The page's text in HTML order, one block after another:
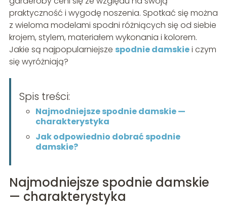
praktyczność i wygodę noszenia. Spotkać się można
z wieloma modelami spodni różniących się od siebie
krojem, stylem, materiałem wykonania i kolorem.
Jakie są najpopularniejsze spodnie damskiei czym
się wyróżniają?
Spis treści:
Najmodniejsze spodnie damskie —
charakterystyka
Jak odpowiednio dobrać spodnie
damskie?
Najmodniejsze spodnie damskie
— charakterystyka